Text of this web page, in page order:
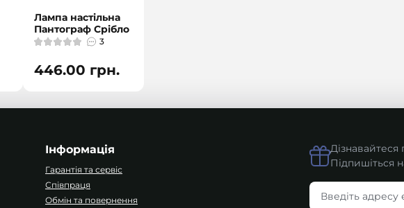
Лампа настільна
Пантограф Срібло
3
446.00 грн.
Інформація
Гарантія та сервіс
Співпраця
Обмін та повернення
Підпишіться